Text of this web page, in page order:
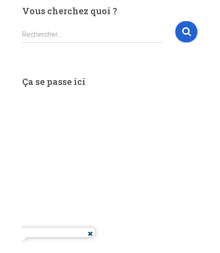
Vous cherchez quoi ?
R
e
r
Rechercher…
Ça se passe ici